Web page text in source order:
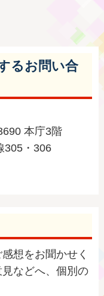
るお問い合
本庁3階
・306
想をお聞かせく
などへ、個別の